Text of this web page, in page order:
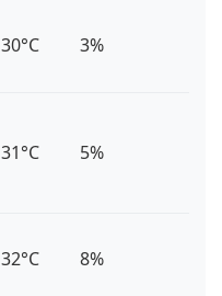
30°C 3%
31°C 5%
32°C 8%